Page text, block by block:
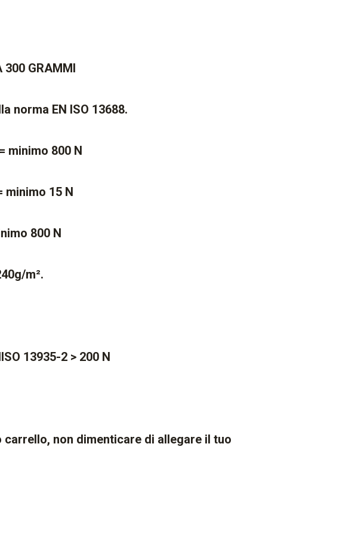
300 GRAMMI
norma EN ISO 13688.
minimo 800 N
minimo 15 N
800 N
m².
13935-2 > 200 N
non dimenticare di allegare il tuo